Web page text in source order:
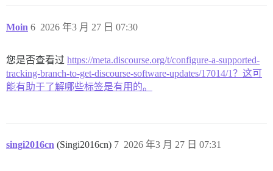
Moin 2026 年3 月 27 日 07:30
6
您是否查看过 https://meta.discourse.org/t/configure-a-supported-
tracking-branch-to-get-discourse-software-updates/17014/1？这可
能有助于了解哪些标签是有用的。
singi2016cn (Singi2016cn) 2026 年3 月 27 日 07:31
7